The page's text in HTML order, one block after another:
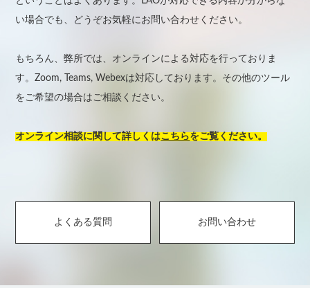
い場合でも、どうぞお気軽にお問い合わせください。
もちろん、弊所では、オンラインによる対応を行っておりま
す。Zoom, Teams, Webexは対応しております。その他のツール
をご希望の場合はご相談ください。
オンライン相談に関して詳しくはこちらをご覧ください。
よくある質問 お問い合わせ